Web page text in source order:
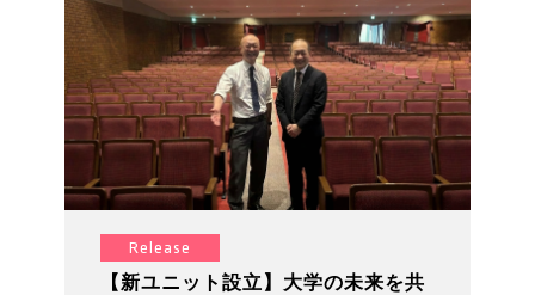
Release
【新ユニット設立】大学の未来を共